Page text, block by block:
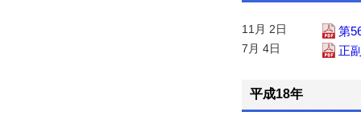
11月 2日 第
7月 4日 正
平成18年